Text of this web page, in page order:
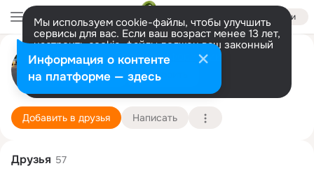
Войти
Мы используем cookie-файлы, чтобы улучшить
сервисы для вас. Если ваш возраст менее 13 лет,
настроить cookie-файлы должен ваш законный
представитель. Больше информации
Разрешить все Настроить
аркадий вирон штайнер гулиев
philadelphia 2 июня Подробнее
Добавить в друзья Написать
Друзья 57
Информация о контенте
на платформе — здесь